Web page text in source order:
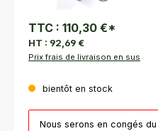
TTC : 110,30 €*
HT : 92,69 €
Prix frais de livraison en sus
bientôt en stock
Nous serons en congés